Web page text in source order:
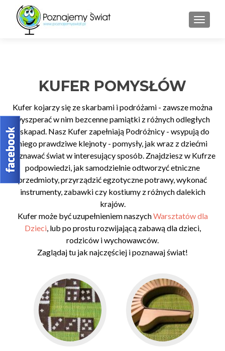
KUFER POMYSŁÓW
Kufer kojarzy się ze skarbami i podróżami - zawsze można
wyszperać w nim bezcenne pamiątki z różnych odległych
eskapad. Nasz Kufer zapełniają Podróżnicy - wsypują do
niego prawdziwe klejnoty - pomysły, jak wraz z dziećmi
poznawać świat w interesujący sposób. Znajdziesz w Kufrze
podpowiedzi, jak samodzielnie odtworzyć etniczne
przedmioty, przyrządzić egzotyczne potrawy, wykonać
instrumenty, zabawki czy kostiumy z różnych dalekich
krajów.
Kufer może być uzupełnieniem naszychWarsztatów dla
Dzieci, lub po prostu rozwijającą zabawą dla dzieci,
rodziców i wychowawców.
Zaglądaj tu jak najczęściej i poznawaj świat!
Go
to
ZABAWY
I
ZABAWKI
Go
to
INSTRUMENTY